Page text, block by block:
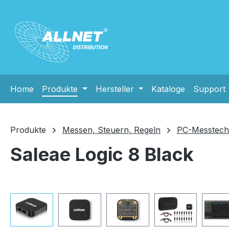
Home Produkte Hersteller Kataloge Support
Produkte Messen, Steuern, Regeln PC-
Saleae Logic 8 Black
Bildergalerie überspringen